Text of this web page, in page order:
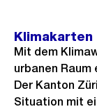
Klimakarten
Mit dem
urbanen Raum
Der Kanton
Situation mit